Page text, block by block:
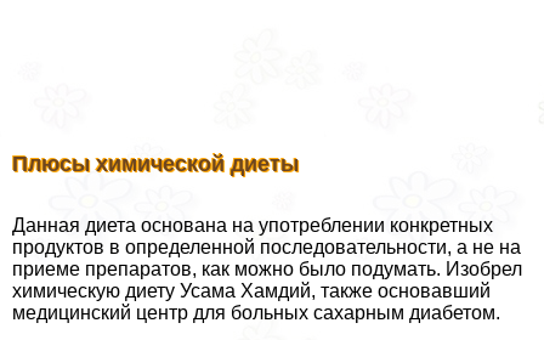
Плюсы химической диеты
Данная диета основана на употрeблении конкретных
продуктов в определенной последовательности, а не на
приеме препаратов, как можно было подумать. Изобрел
химическую диету Усама Хамдий, также основавший
медицинский центр для больных сахарным диабетом.